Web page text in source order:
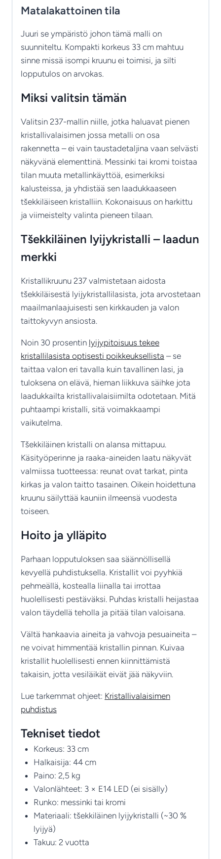
Matalakattoinen tila
Juuri se ympäristö johon tämä malli on
suunniteltu. Kompakti korkeus 33 cm mahtuu
sinne missä isompi kruunu ei toimisi, ja silti
lopputulos on arvokas.
Miksi valitsin tämän
Valitsin 237-mallin niille, jotka haluavat pienen
kristallivalaisimen jossa metalli on osa
rakennetta – ei vain taustadetaljina vaan selvästi
näkyvänä elementtinä. Messinki tai kromi toistaa
tilan muuta metallinkäyttöä, esimerkiksi
kalusteissa, ja yhdistää sen laadukkaaseen
tšekkiläiseen kristalliin. Kokonaisuus on harkittu
ja viimeistelty valinta pieneen tilaan.
Tšekkiläinen lyijykristalli – laadun
merkki
Kristallikruunu 237 valmistetaan aidosta
tšekkiläisestä lyijykristallilasista, jota arvostetaan
maailmanlaajuisesti sen kirkkauden ja valon
taittokyvyn ansiosta.
Noin 30 prosentin lyijypitoisuus tekee
kristallilasista optisesti poikkeuksellista – se
taittaa valon eri tavalla kuin tavallinen lasi, ja
tuloksena on elävä, hieman liikkuva säihke jota
laadukkailta kristallivalaisiimilta odotetaan. Mitä
puhtaampi kristalli, sitä voimakkaampi
vaikutelma.
Tšekkiläinen kristalli on alansa mittapuu.
Käsityöperinne ja raaka-aineiden laatu näkyvät
valmiissa tuotteessa: reunat ovat tarkat, pinta
kirkas ja valon taitto tasainen. Oikein hoidettuna
kruunu säilyttää kauniin ilmeensä vuodesta
toiseen.
Hoito ja ylläpito
Parhaan lopputuloksen saa säännöllisellä
kevyellä puhdistuksella. Kristallit voi pyyhkiä
pehmeällä, kostealla liinalla tai irrottaa
huolellisesti pestäväksi. Puhdas kristalli heijastaa
valon täydellä teholla ja pitää tilan valoisana.
Vältä hankaavia aineita ja vahvoja pesuaineita –
ne voivat himmentää kristallin pinnan. Kuivaa
kristallit huolellisesti ennen kiinnittämistä
takaisin, jotta vesiläikät eivät jää näkyviin.
Lue tarkemmat ohjeet: Kristallivalaisimen
puhdistus
Tekniset tiedot
Korkeus: 33 cm
Halkaisija: 44 cm
Paino: 2,5 kg
Valonlähteet: 3 × E14 LED (ei sisälly)
Runko: messinki tai kromi
Materiaali: tšekkiläinen lyijykristalli (~30 %
lyijyä)
Takuu: 2 vuotta